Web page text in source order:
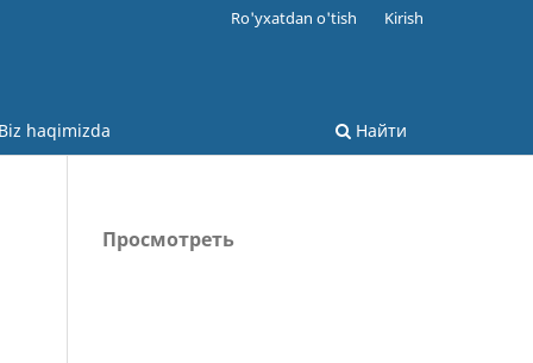
haqimizda Найти
Ro'yxatdan o'tish Kirish
Просмотреть